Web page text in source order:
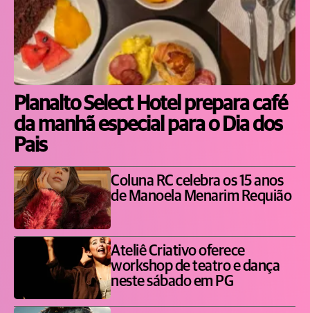
Planalto Select Hotel prepara café
da manhã especial para o Dia dos
Pais
Coluna RC celebra os 15 anos
de Manoela Menarim Requião
Ateliê Criativo oferece
workshop de teatro e dança
neste sábado em PG